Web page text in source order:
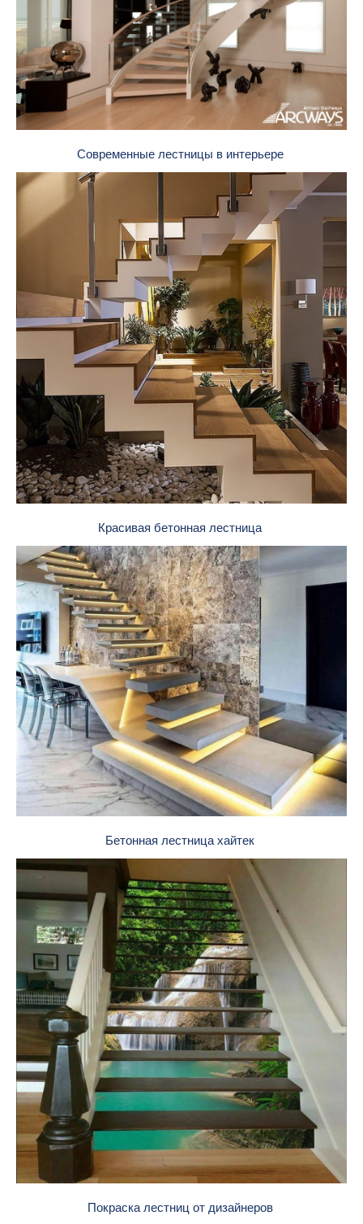
Современные лестницы в интерьере
Красивая бетонная лестница
Бетонная лестница хайтек
Покраска лестниц от дизайнеров